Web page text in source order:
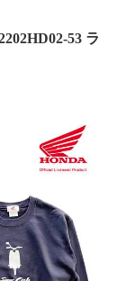
53 ラ